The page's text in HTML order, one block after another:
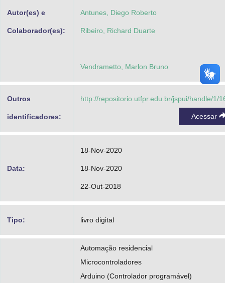
Autor(es) e
Colaborador(es):
Antunes, Diego Roberto
Ribeiro, Richard Duarte
Vendrametto, Marlon Bruno
Outros
identificadores:
http://repositorio.utfpr.edu.br/jspui/handle/1/
Acessar
Data:
18-Nov-2020
18-Nov-2020
22-Out-2018
Tipo: livro digital
Automação residencial
Microcontroladores
Arduino (Controlador programável)